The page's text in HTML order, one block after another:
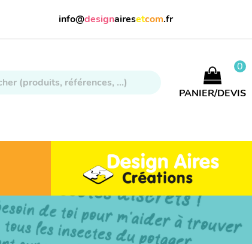
info@designairesetcom.fr
0
PANIER/DEVIS